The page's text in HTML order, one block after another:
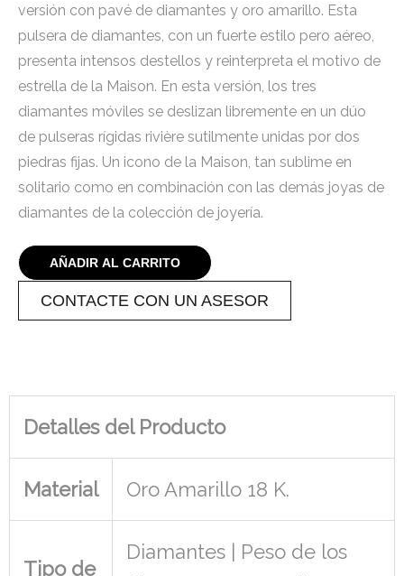
versión con pavé de diamantes y oro amarillo. Esta
pulsera de diamantes, con un fuerte estilo pero aéreo,
presenta intensos destellos y reinterpreta el motivo de
estrella de la Maison. En esta versión, los tres
diamantes móviles se deslizan libremente en un dúo
de pulseras rígidas rivière sutilmente unidas por dos
piedras fijas. Un icono de la Maison, tan sublime en
solitario como en combinación con las demás joyas de
diamantes de la colección de joyería.
AÑADIR AL CARRITO
CONTACTE CON UN ASESOR
Detalles del Producto
Material Oro Amarillo 18 K.
Tipo de
Diamantes | Peso de los